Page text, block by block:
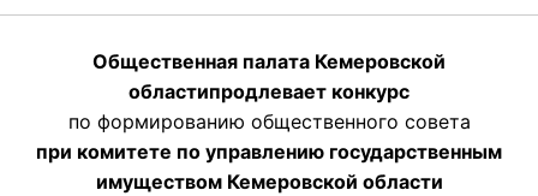
Общественная палата Кемеровской
областипродлевает конкурс
по формированию общественного совета
при комитете по управлению государственным
имуществом Кемеровской области